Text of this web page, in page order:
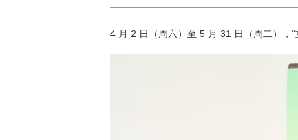
4 月 2 日（周六）至 5 月 31 日（周二），